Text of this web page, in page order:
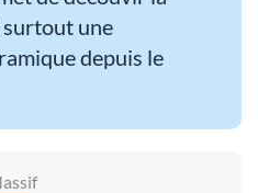
une
depuis le